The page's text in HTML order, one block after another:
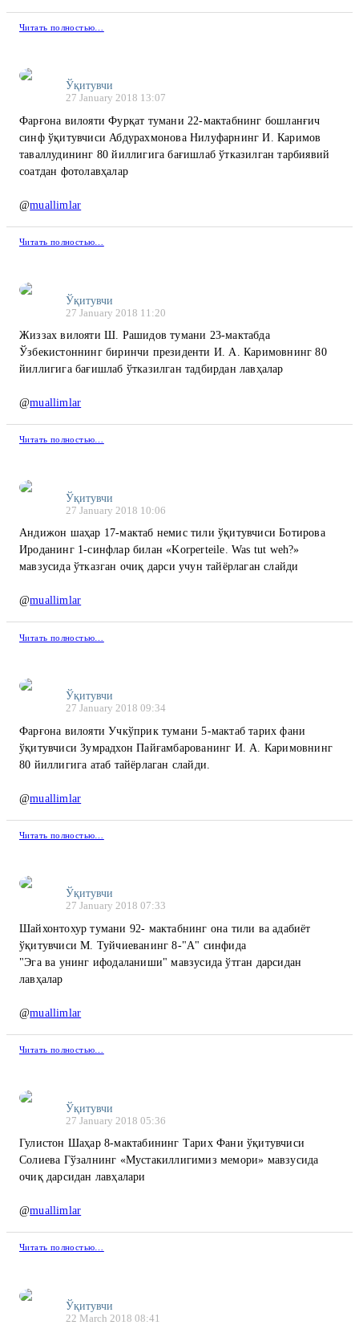
Читать полностью…
Ўқитувчи
27 January 2018 13:07
Фарғона вилояти Фурқат тумани 22-мактабнинг бошланғич
синф ўқитувчиси Абдурахмонова Нилуфарнинг И. Каримов
таваллудининг 80 йиллигига бағишлаб ўтказилган тарбиявий
соатдан фотолавҳалар
@muallimlar
Читать полностью…
Ўқитувчи
27 January 2018 11:20
Жиззах вилояти Ш. Рашидов тумани 23-мактабда
Ўзбекистоннинг биринчи президенти И. А. Каримовнинг 80
йиллигига бағишлаб ўтказилган тадбирдан лавҳалар
@muallimlar
Читать полностью…
Ўқитувчи
27 January 2018 10:06
Андижон шаҳар 17-мактаб немис тили ўқитувчиси Ботирова
Ироданинг 1-синфлар билан «Korperteile. Was tut weh?»
мавзусида ўтказган очиқ дарси учун тайёрлаган слайди
@muallimlar
Читать полностью…
Ўқитувчи
27 January 2018 09:34
Фарғона вилояти Учкўприк тумани 5-мактаб тарих фани
ўқитувчиси Зумрадхон Пайғамбарованинг И. А. Каримовнинг
80 йиллигига атаб тайёрлаган слайди.
@muallimlar
Читать полностью…
Ўқитувчи
27 January 2018 07:33
Шайхонтохур тумани 92- мактабнинг она тили ва адабиёт
ўқитувчиси М. Туйчиеванинг 8-"А" синфида
"Эга ва унинг ифодаланиши" мавзусида ўтган дарсидан
лавҳалар
@muallimlar
Читать полностью…
Ўқитувчи
27 January 2018 05:36
Гулистон Шаҳар 8-мактабининг Тарих Фани ўқитувчиси
Солиева Гўзалнинг «Мустакиллигимиз мемори» мавзусида
очиқ дарсидан лавҳалари
@muallimlar
Читать полностью…
Ўқитувчи
22 March 2018 08:41